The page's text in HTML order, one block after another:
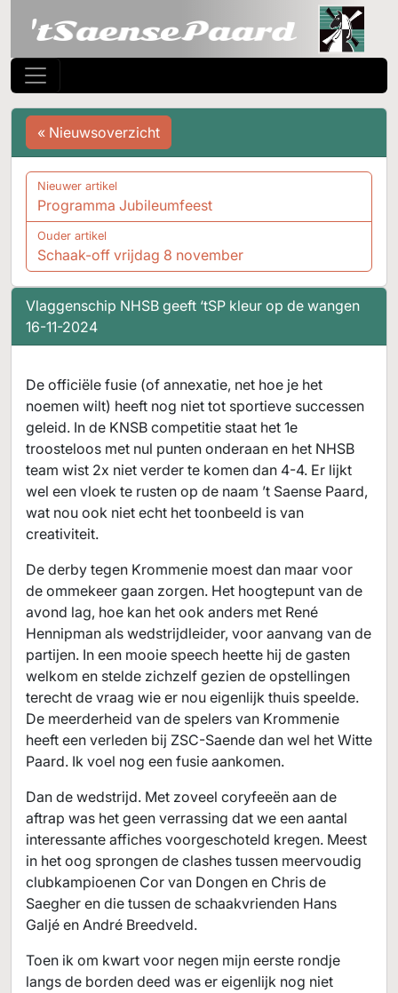
Vlaggenschip NHSB geeft ‘tSP kleur op de wangen
16-11-2024
De officiële fusie (of annexatie, net hoe je het
noemen wilt) heeft nog niet tot sportieve successen
geleid. In de KNSB competitie staat het 1e
troosteloos met nul punten onderaan en het NHSB
team wist 2x niet verder te komen dan 4-4. Er lijkt
wel een vloek te rusten op de naam ’t Saense Paard,
wat nou ook niet echt het toonbeeld is van
creativiteit.
De derby tegen Krommenie moest dan maar voor
de ommekeer gaan zorgen. Het hoogtepunt van de
avond lag, hoe kan het ook anders met René
Hennipman als wedstrijdleider, voor aanvang van de
partijen. In een mooie speech heette hij de gasten
welkom en stelde zichzelf gezien de opstellingen
terecht de vraag wie er nou eigenlijk thuis speelde.
De meerderheid van de spelers van Krommenie
heeft een verleden bij ZSC-Saende dan wel het Witte
Paard. Ik voel nog een fusie aankomen.
Dan de wedstrijd. Met zoveel coryfeeën aan de
aftrap was het geen verrassing dat we een aantal
interessante affiches voorgeschoteld kregen. Meest
in het oog sprongen de clashes tussen meervoudig
clubkampioenen Cor van Dongen en Chris de
Saegher en die tussen de schaakvrienden Hans
Galjé en André Breedveld.
Toen ik om kwart voor negen mijn eerste rondje
langs de borden deed was er eigenlijk nog niet
« Nieuwsoverzicht
Nieuwer artikel
Programma Jubileumfeest
Ouder artikel
Schaak-off vrijdag 8 november